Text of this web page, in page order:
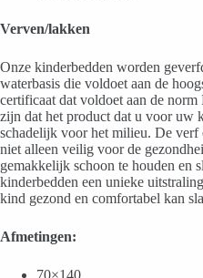
Verven/lakken
Onze kinderbedden worden
waterbasis die voldoet aan de
certificaat dat voldoet aan de
zijn dat het product dat u voor uw
schadelijk voor het milieu. De
niet alleen veilig voor de
gemakkelijk schoon te houden en
kinderbedden een unieke
kind gezond en comfortabel kan
Afmetingen: